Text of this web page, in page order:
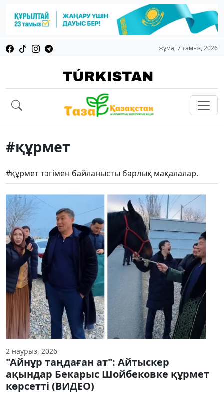
жұма, 7 тамыз, 2026
#құрмет
#құрмет тэгімен байланысты барлық мақалалар.
2 наурыз, 2026
"Айнұр таңдаған ат": Айтыскер
ақындар Бекарыс Шойбековке құрмет
көрсетті (ВИДЕО)